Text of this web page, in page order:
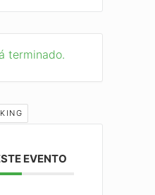
terminado.
EVENTO